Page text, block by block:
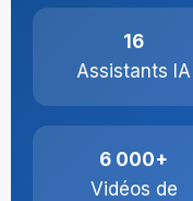
16
Assistants IA
6 000+
Vidéos de